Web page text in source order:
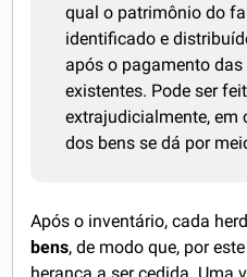
qual o patrimônio do
identificado e
após o pagamento
existentes. Pode ser
extrajudicialmente, em
dos bens se dá por
Após o inventário, cada
bens, de modo que, por
herança a ser cedida. Uma